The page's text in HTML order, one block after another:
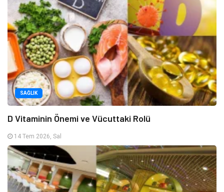
SAĞLIK
D Vitaminin Önemi ve Vücuttaki Rolü
14 Tem 2026, Sal